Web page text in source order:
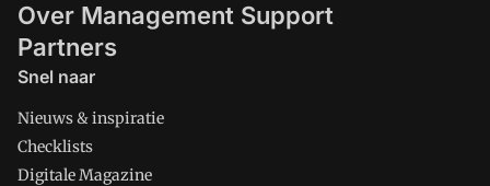
Over Management Support
Partners
Snel naar
Nieuws & inspiratie
Checklists
Digitale Magazine